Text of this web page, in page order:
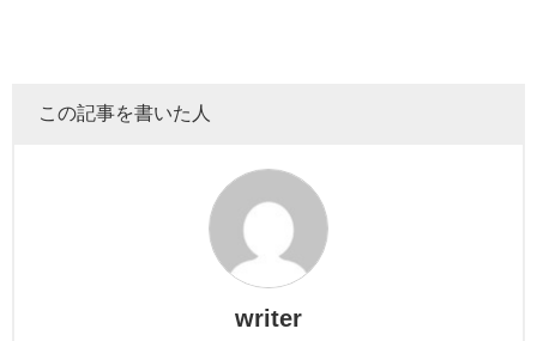
てそれを食べていく大食い対決です♪
料理の手際をみているかぎり、普段から自炊をしているん
虫眼鏡はお酒を飲むので、個人チャンネルではそのおつま
みを作ったりもしているみたいです♪
お酒のアテを個人チャンネルでも作りまくる
この記事を書いた人
writer